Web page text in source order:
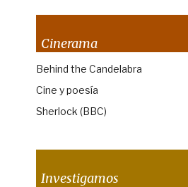
Cinerama
Behind the Candelabra
Cine y poesía
Sherlock (BBC)
Investigamos